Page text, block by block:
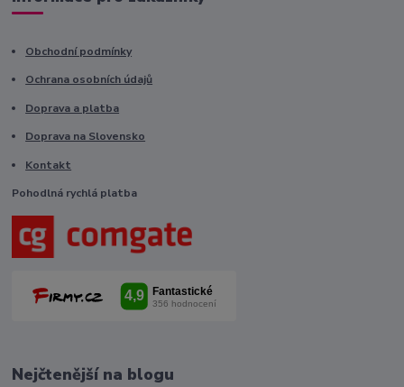
Obchodní podmínky
Ochrana osobních údajů
Doprava a platba
Doprava na Slovensko
Kontakt
Pohodlná rychlá platba
Nejčtenější na blogu